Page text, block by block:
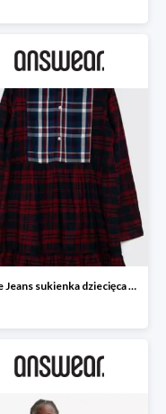
Pepe Jeans sukienka dziecięca Zuzane